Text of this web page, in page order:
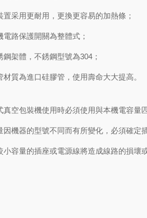
用更耐用，更換更容易的加熱條；
路保護開關為整體式；
架體，不銹鋼型號為304；
為進口硅膠管，使用壽命大大提高。
包裝機使用時必須使用與本機電容量匹
器的型號不同而有所變化，必須確定插
量的插座或電源線將造成線路的損壞或